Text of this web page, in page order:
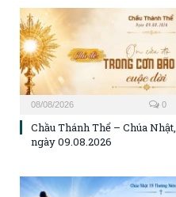
08/08/2026 0
Chầu Thánh Thể – Chúa Nhật,
ngày 09.08.2026